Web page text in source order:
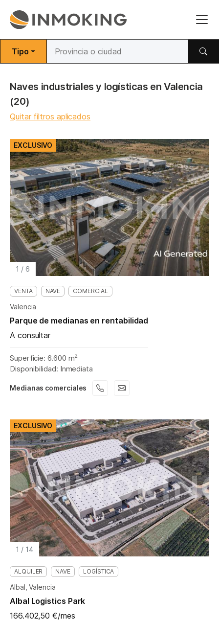
Tipo
Naves industriales y logísticas en Valencia
(20)
Quitar filtros aplicados
1 / 6
EXCLUSIVO
VENTA NAVE COMERCIAL
Valencia
Parque de medianas en rentabilidad
A consultar
Superficie: 6.600 m2
Disponibilidad: Inmediata
Medianas comerciales
1 / 14
EXCLUSIVO
ALQUILER NAVE LOGÍSTICA
Albal, Valencia
Albal Logistics Park
166.402,50 €/mes